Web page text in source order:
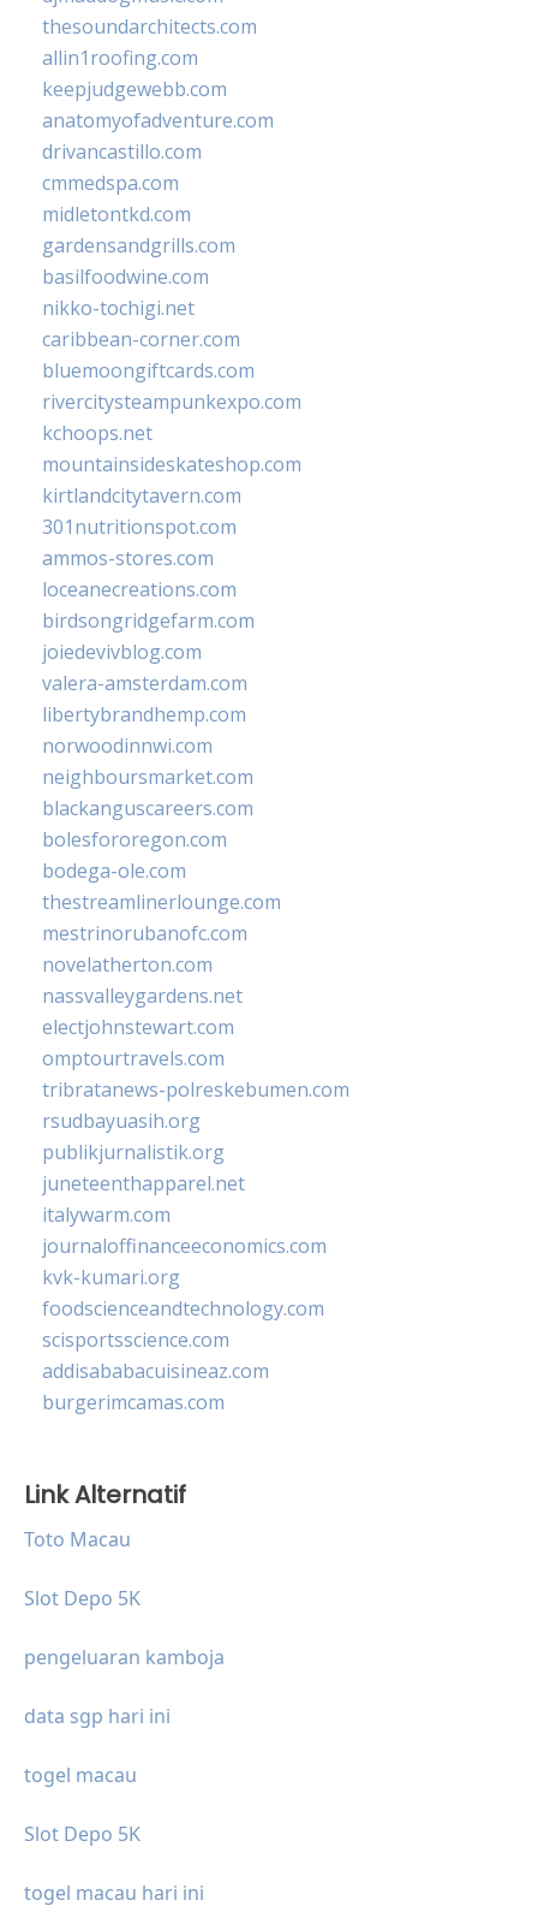
thesoundarchitects.com
allin1roofing.com
keepjudgewebb.com
anatomyofadventure.com
drivancastillo.com
cmmedspa.com
midletontkd.com
gardensandgrills.com
basilfoodwine.com
nikko-tochigi.net
caribbean-corner.com
bluemoongiftcards.com
rivercitysteampunkexpo.com
kchoops.net
mountainsideskateshop.com
kirtlandcitytavern.com
301nutritionspot.com
ammos-stores.com
loceanecreations.com
birdsongridgefarm.com
joiedevivblog.com
valera-amsterdam.com
libertybrandhemp.com
norwoodinnwi.com
neighboursmarket.com
blackanguscareers.com
bolesfororegon.com
bodega-ole.com
thestreamlinerlounge.com
mestrinorubanofc.com
novelatherton.com
nassvalleygardens.net
electjohnstewart.com
omptourtravels.com
tribratanews-polreskebumen.com
rsudbayuasih.org
publikjurnalistik.org
juneteenthapparel.net
italywarm.com
journaloffinanceeconomics.com
kvk-kumari.org
foodscienceandtechnology.com
scisportsscience.com
addisababacuisineaz.com
burgerimcamas.com
Link Alternatif
Toto Macau
Slot Depo 5K
pengeluaran kamboja
data sgp hari ini
togel macau
Slot Depo 5K
togel macau hari ini